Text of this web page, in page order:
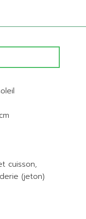
cuisson,
(jeton)